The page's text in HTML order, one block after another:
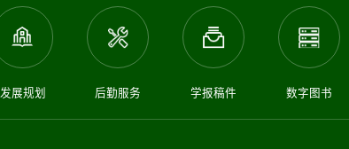
发展规划 后勤服务 学报稿件 数字图书